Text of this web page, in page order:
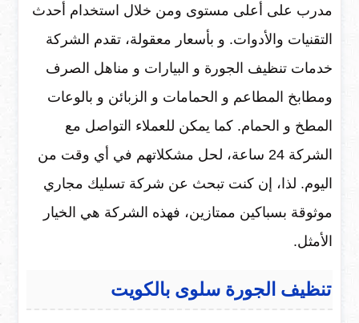
مدرب على أعلى مستوى ومن خلال استخدام أحدث
التقنيات والأدوات. و بأسعار معقولة، تقدم الشركة
خدمات تنظيف الجورة و البيارات و مناهل الصرف
ومطابخ المطاعم و الحمامات و الزبائن و بالوعات
المطخ و الحمام. كما يمكن للعملاء التواصل مع
الشركة 24 ساعة، لحل مشكلاتهم في أي وقت من
اليوم. لذا، إن كنت تبحث عن شركة تسليك مجاري
موثوقة بسباكين ممتازين، فهذه الشركة هي الخيار
الأمثل.
تنظيف الجورة سلوى بالكويت